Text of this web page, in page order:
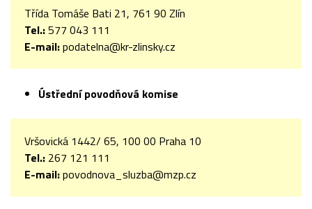
Třída Tomáše Bati 21, 761 90 Zlín
Tel.:577 043 111
E-mail:podatelna@kr-zlinsky.cz
Ústřední povodňová komise
Vršovická 1442/ 65, 100 00 Praha 10
Tel.: 267 121 111
E-mail:povodnova_sluzba@mzp.cz